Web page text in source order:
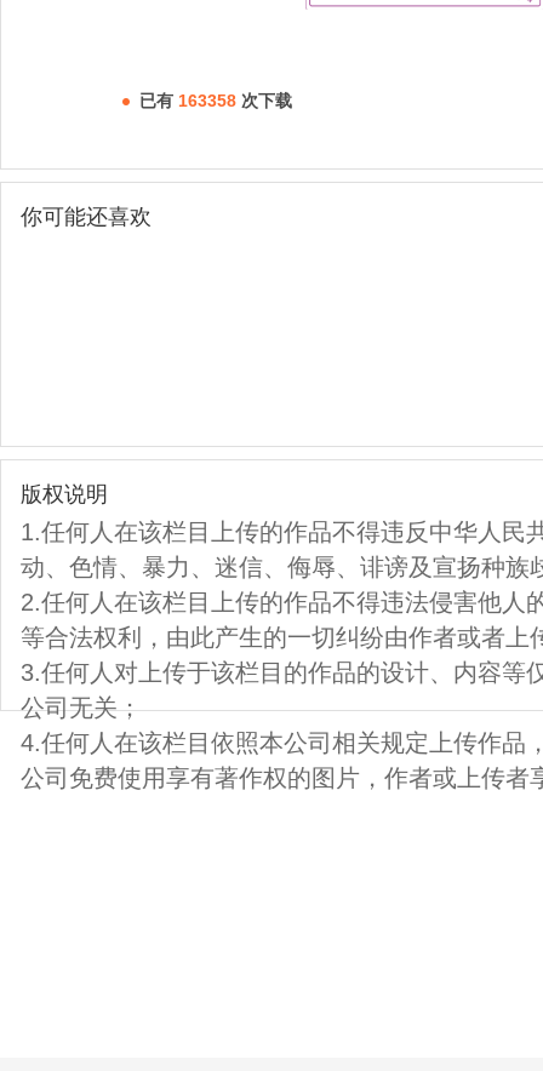
已有 163358 次下载
你可能还喜欢
版权说明
1.任何人在该栏目上传的作品不得违反中华人民
动、色情、暴力、迷信、侮辱、诽谤及宣扬种族
2.任何人在该栏目上传的作品不得违法侵害他人
等合法权利，由此产生的一切纠纷由作者或者上
3.任何人对上传于该栏目的作品的设计、内容等
公司无关；
4.任何人在该栏目依照本公司相关规定上传作品
公司免费使用享有著作权的图片，作者或上传者